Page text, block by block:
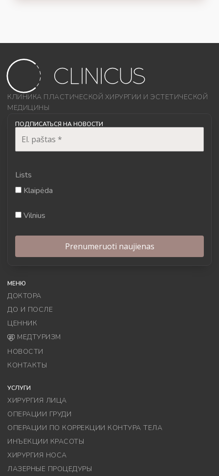
КЛИНИКА ПЛАСТИЧЕСКОЙ ХИРУРГИИ И ЭСТЕТИЧЕСКОЙ
МЕДИЦИНЫ
ПОДПИСАТЬСЯ НА НОВОСТИ
Lists
Klaipėda
Vilnius
МЕНЮ
ДОКТОРА
ДО И ПОСЛЕ
ЦЕННИК
МЕДТУРИЗМ
НОВОСТИ
КОНТАКТЫ
УСЛУГИ
ХИРУРГИЯ ЛИЦА
ОПЕРАЦИИ ГРУДИ
ОПЕРАЦИИ ПО КОРРЕКЦИИ КОНТУРА ТЕЛА
ИНЪЕКЦИИ КРАСОТЫ
ХИРУРГИЯ НОСА
ЛАЗЕРНЫЕ ПРОЦЕДУРЫ